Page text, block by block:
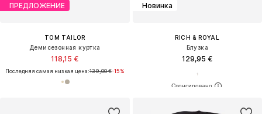
ПРЕДЛОЖЕНИЕ
TOM TAILOR
Демисезонная куртка
118,15 €
Последняя самая низкая цена:139,00 €-15%
Новинка
RICH & ROYAL
Блузка
129,95 €